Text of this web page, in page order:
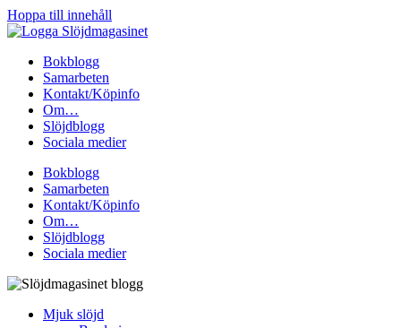
Hoppa till innehåll
Bokblogg
Samarbeten
Kontakt/Köpinfo
Om…
Slöjdblogg
Sociala medier
Bokblogg
Samarbeten
Kontakt/Köpinfo
Om…
Slöjdblogg
Sociala medier
Mjuk slöjd